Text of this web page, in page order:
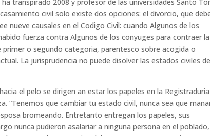
civil solo existe dos opciones: el divorcio, que
nueve causales en el Codigo Civil: cuando Algunos de los
fuerza contra Algunos de los conyuges para contraer la
o segundo categoria, parentesco sobre acogida o
La jurisprudencia no puede disolver las estados civiles
el pelo se dirigen an estar los papeles en la
“Tenemos que cambiar tu estado civil, nunca sea que
bromeando. Entretanto entregan los papeles, sus
nunca pudieron asalariar a ninguna persona en el poblado,